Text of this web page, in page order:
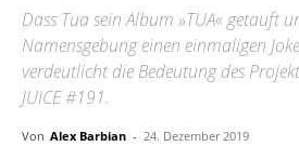
Dass Tua sein Album »TUA« getauft
Namensgebung einen einmaligen
verdeutlicht die Bedeutung des
JUICE #191.
Von Alex Barbian - 24. Dezember 2019